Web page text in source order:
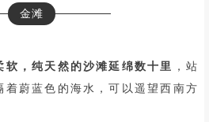
金滩
，纯天然的沙滩延绵数十里
，站
着蔚蓝色的海水，可以遥望西南方